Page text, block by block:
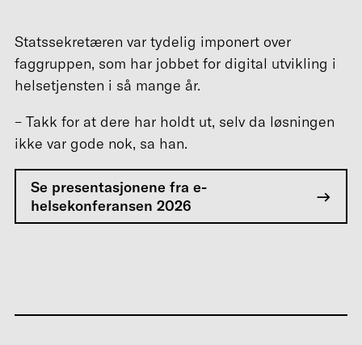
Statssekretæren var tydelig imponert over
faggruppen, som har jobbet for digital utvikling i
helsetjensten i så mange år.
– Takk for at dere har holdt ut, selv da løsningen
ikke var gode nok, sa han.
Se presentasjonene fra e-
helsekonferansen 2026